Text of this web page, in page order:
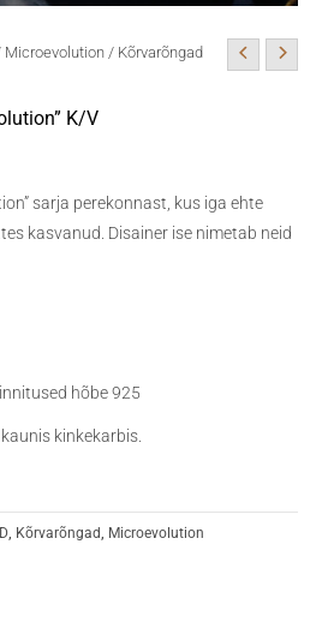
Microevolution / Kõrvarõngad
K/V
sarja perekonnast, kus iga ehte
kasvanud. Disainer ise nimetab neid
hõbe 925
kinkekarbis.
Kõrvarõngad Microevolution